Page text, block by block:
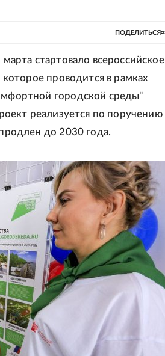
ПОДЕЛИТЬСЯ
стартовало всероссийское
проводится в рамках
городской среды"
реализуется по поручению
до 2030 года.